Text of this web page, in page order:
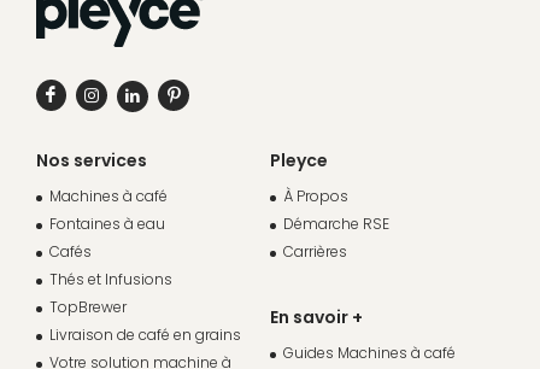
Nos services
Machines à café
Fontaines à eau
Cafés
Thés et Infusions
TopBrewer
Livraison de café en grains
Votre solution machine à
Pleyce
À Propos
Démarche RSE
Carrières
En savoir +
Guides Machines à café